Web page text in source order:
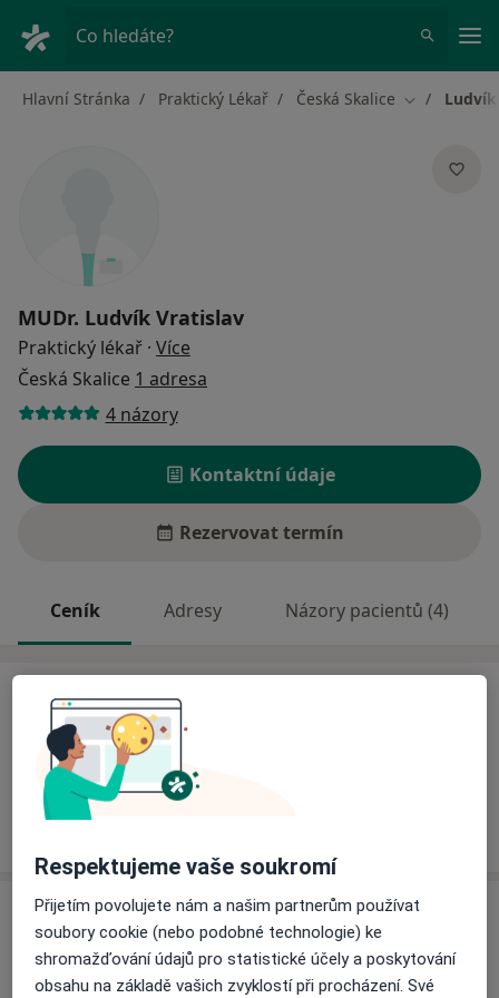
Co hledáte?
Hlavní Stránka Praktický Lékař Česká Skalice Změna
MUDr. Ludvík Vratislav
Praktický lékař · Více
Česká Skalice 1 adresa
4 názory
Kontaktní údaje
Rezervovat termín
Ceník Adresy Názory pacientů (4)
Ceník
Informace o službách a cenách nejsou k dispozici
Tento specialista ještě nepřidával žádné informace o
svých službách.
Adresa
Sam. ordinace PL pro dospělé
Husovo náměstí 36, Česká Skalice55203
Respektujeme vaše soukromí
Přijetím povolujete nám a našim partnerům používat
soubory cookie (nebo podobné technologie) ke
shromažďování údajů pro statistické účely a poskytování
obsahu na základě vašich zvyklostí při procházení. Své